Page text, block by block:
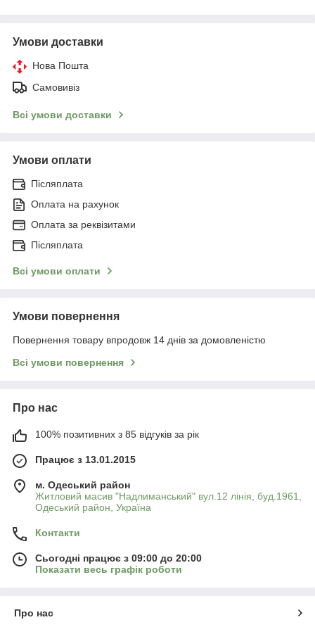
Умови доставки
Нова Пошта
Самовивіз
Всі умови доставки
Умови оплати
Післяплата
Оплата на рахунок
Оплата за реквізитами
Післяплата
Всі умови оплати
Умови повернення
Повернення товару впродовж 14 днів за домовленістю
Всі умови повернення
Про нас
100% позитивних з 85 відгуків за рік
Працює з 13.01.2015
м. Одеський район
Житловий масив "Надлиманський" вул.12 лінія, буд.1961,
Одеський район, Україна
Контакти
Сьогодні працює з 09:00 до 20:00
Показати весь графік роботи
Про нас